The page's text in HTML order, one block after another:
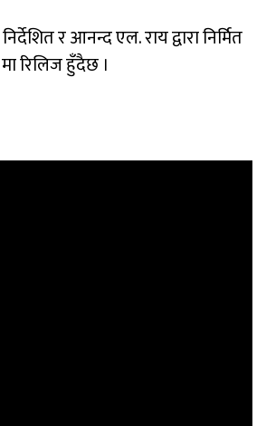
र आनन्द एल. राय द्वारा निर्मित
रिलिज हुँदैछ ।